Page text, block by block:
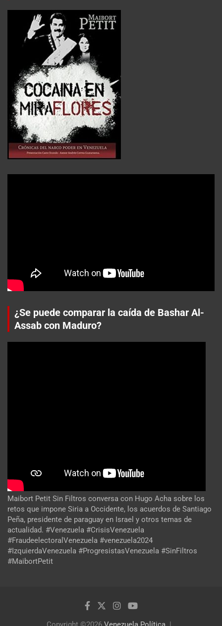
¿Se puede comparar la caída de Bashar Al-
Assab con Maduro?
Maibort Petit Sin Filtros conversa con Hugo Acha sobre los
retos que impone Siria a Occidente, los acuerdos de Santiago
Peña, presidente de paraguay en Israel y otros temas de
actualidad. #Venezuela #CrisisVenezuela
#FraudeelectoralVenezuela #venezuela2024
#IzquierdaVenezuela #ProgresistasVenezuela #SinFiltros
#MaibortPetit